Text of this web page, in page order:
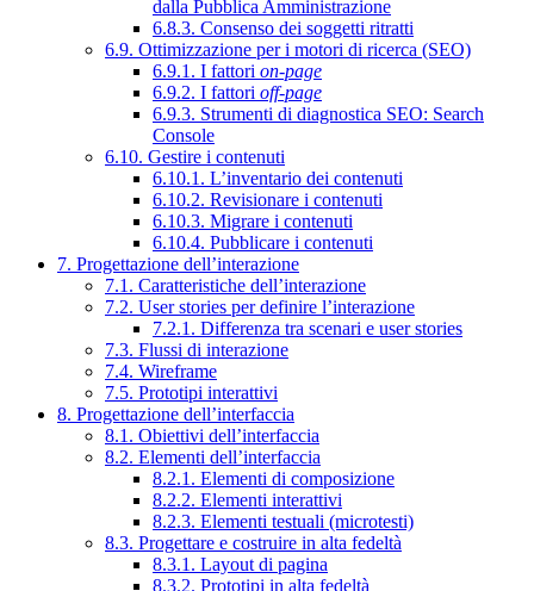
dalla Pubblica Amministrazione
6.8.3. Consenso dei soggetti ritratti
6.9. Ottimizzazione per i motori di ricerca (SEO)
6.9.1. I fattori on-page
6.9.2. I fattori off-page
6.9.3. Strumenti di diagnostica SEO: Search
Console
6.10. Gestire i contenuti
6.10.1. L’inventario dei contenuti
6.10.2. Revisionare i contenuti
6.10.3. Migrare i contenuti
6.10.4. Pubblicare i contenuti
7. Progettazione dell’interazione
7.1. Caratteristiche dell’interazione
7.2. User stories per definire l’interazione
7.2.1. Differenza tra scenari e user stories
7.3. Flussi di interazione
7.4. Wireframe
7.5. Prototipi interattivi
8. Progettazione dell’interfaccia
8.1. Obiettivi dell’interfaccia
8.2. Elementi dell’interfaccia
8.2.1. Elementi di composizione
8.2.2. Elementi interattivi
8.2.3. Elementi testuali (microtesti)
8.3. Progettare e costruire in alta fedeltà
8.3.1. Layout di pagina
8.3.2. Prototipi in alta fedeltà